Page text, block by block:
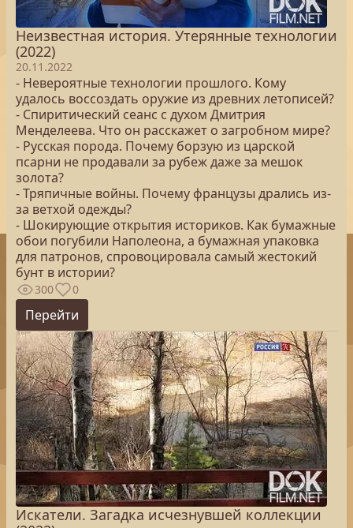
Неизвестная история. Утерянные технологии
(2022)
20.11.2022
- Невероятные технологии прошлого. Кому
удалось воссоздать оружие из древних летописей?
- Спиритический сеанс с духом Дмитрия
Менделеева. Что он расскажет о загробном мире?
- Русская порода. Почему борзую из царской
псарни не продавали за рубеж даже за мешок
золота?
- Тряпичные войны. Почему французы дрались из-
за ветхой одежды?
- Шокирующие открытия историков. Как бумажные
обои погубили Наполеона, а бумажная упаковка
для патронов, спровоцировала самый жестокий
бунт в истории?
300 0
Перейти
Искатели. Загадка исчезнувшей коллекции